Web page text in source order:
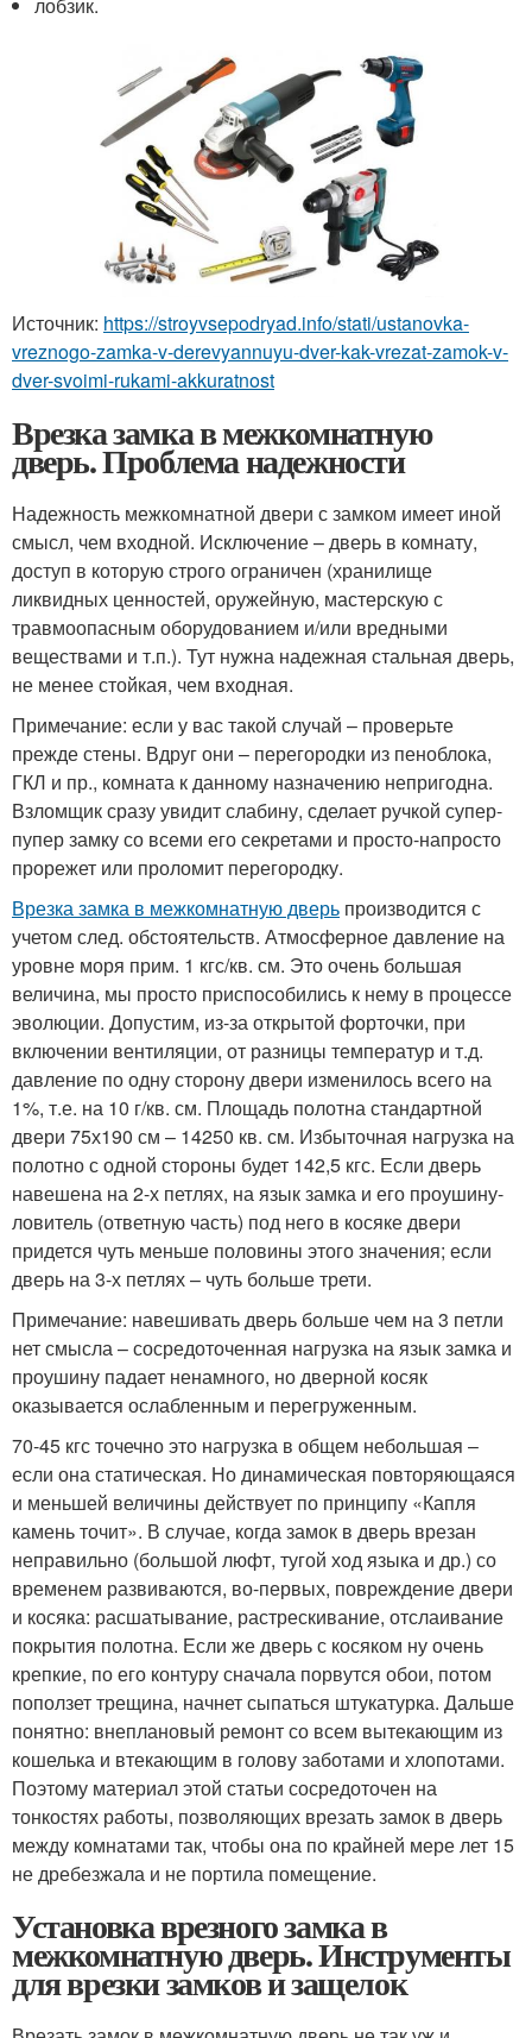
лобзик.
Источник: https://stroyvsepodryad.info/stati/ustanovka-
vreznogo-zamka-v-derevyannuyu-dver-kak-vrezat-zamok-v-
dver-svoimi-rukami-akkuratnost
Врезка замка в межкомнатную
дверь. Проблема надежности
Надежность межкомнатной двери с замком имеет иной
смысл, чем входной. Исключение – дверь в комнату,
доступ в которую строго ограничен (хранилище
ликвидных ценностей, оружейную, мастерскую с
травмоопасным оборудованием и/или вредными
веществами и т.п.). Тут нужна надежная стальная дверь,
не менее стойкая, чем входная.
Примечание: если у вас такой случай – проверьте
прежде стены. Вдруг они – перегородки из пеноблока,
ГКЛ и пр., комната к данному назначению непригодна.
Взломщик сразу увидит слабину, сделает ручкой супер-
пупер замку со всеми его секретами и просто-напросто
прорежет или проломит перегородку.
Врезка замка в межкомнатную дверь производится с
учетом след. обстоятельств. Атмосферное давление на
уровне моря прим. 1 кгс/кв. см. Это очень большая
величина, мы просто приспособились к нему в процессе
эволюции. Допустим, из-за открытой форточки, при
включении вентиляции, от разницы температур и т.д.
давление по одну сторону двери изменилось всего на
1%, т.е. на 10 г/кв. см. Площадь полотна стандартной
двери 75х190 см – 14250 кв. см. Избыточная нагрузка на
полотно с одной стороны будет 142,5 кгс. Если дверь
навешена на 2-х петлях, на язык замка и его проушину-
ловитель (ответную часть) под него в косяке двери
придется чуть меньше половины этого значения; если
дверь на 3-х петлях – чуть больше трети.
Примечание: навешивать дверь больше чем на 3 петли
нет смысла – сосредоточенная нагрузка на язык замка и
проушину падает ненамного, но дверной косяк
оказывается ослабленным и перегруженным.
70-45 кгс точечно это нагрузка в общем небольшая –
если она статическая. Но динамическая повторяющаяся
и меньшей величины действует по принципу «Капля
камень точит». В случае, когда замок в дверь врезан
неправильно (большой люфт, тугой ход языка и др.) со
временем развиваются, во-первых, повреждение двери
и косяка: расшатывание, растрескивание, отслаивание
покрытия полотна. Если же дверь с косяком ну очень
крепкие, по его контуру сначала порвутся обои, потом
поползет трещина, начнет сыпаться штукатурка. Дальше
понятно: внеплановый ремонт со всем вытекающим из
кошелька и втекающим в голову заботами и хлопотами.
Поэтому материал этой статьи сосредоточен на
тонкостях работы, позволяющих врезать замок в дверь
между комнатами так, чтобы она по крайней мере лет 15
не дребезжала и не портила помещение.
Установка врезного замка в
межкомнатную дверь. Инструменты
для врезки замков и защелок